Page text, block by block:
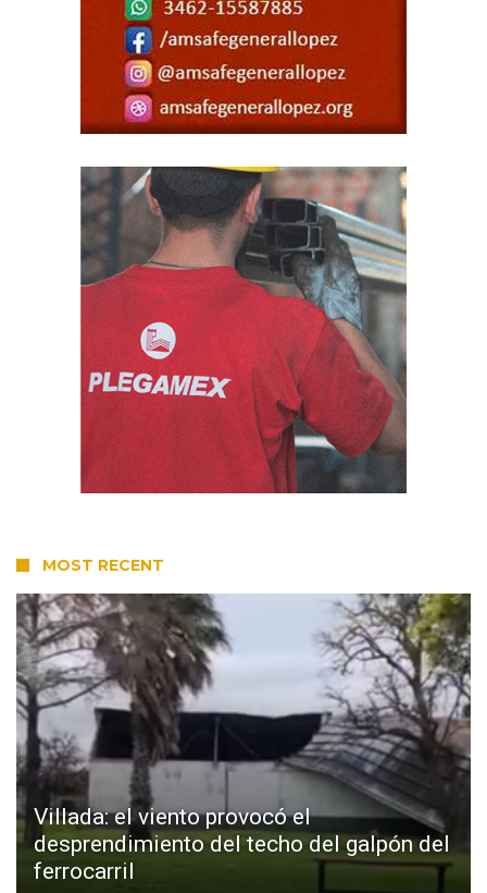
MOST RECENT
Villada: el viento provocó el
desprendimiento del techo del galpón del
ferrocarril